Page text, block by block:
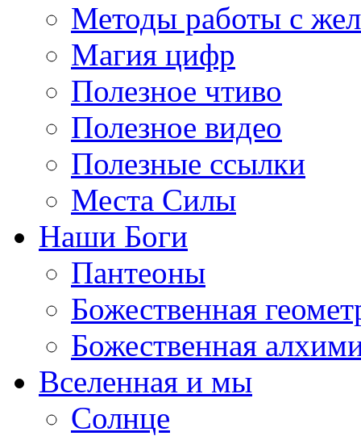
Методы работы с
Магия цифр
Полезное чтиво
Полезное видео
Полезные ссылки
Места Силы
Наши Боги
Пантеоны
Божественная
Божественная
Вселенная и мы
Солнце